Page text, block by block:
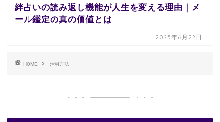
絆占いの読み返し機能が人生を変える理由｜メ
ール鑑定の真の価値とは
2025年6月22日
HOME 活用方法